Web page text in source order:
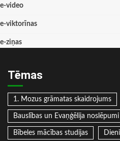
e-video
e-viktorīnas
e-ziņas
Tēmas
1. Mozus grāmatas skaidrojums
Bauslības un Evaņģēlija noslēpumi
Bībeles mācības studijas